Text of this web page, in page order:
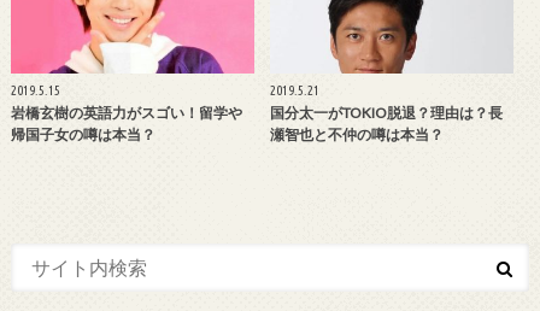
2019.5.15
岩橋玄樹の英語力がスゴい！留学や
帰国子女の噂は本当？
2019.5.21
国分太一がTOKIO脱退？理由は？長
瀬智也と不仲の噂は本当？